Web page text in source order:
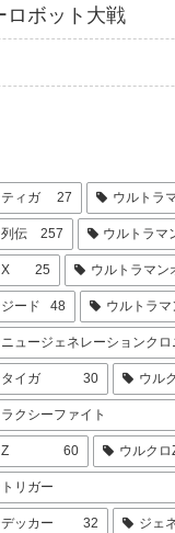
ロボット大戦
ィガ 27 ウルトラ
伝 257 ウルトラマ
25 ウルトラマン
ード 48 ウルトラ
ュージェネレーションクロ
イガ 30 ウル
クシーファイト
60 ウルクロ
リガー
ッカー 32 ジェ